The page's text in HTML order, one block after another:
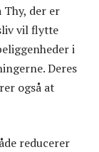
der er
vil flytte
i
Deres
også at
reducerer